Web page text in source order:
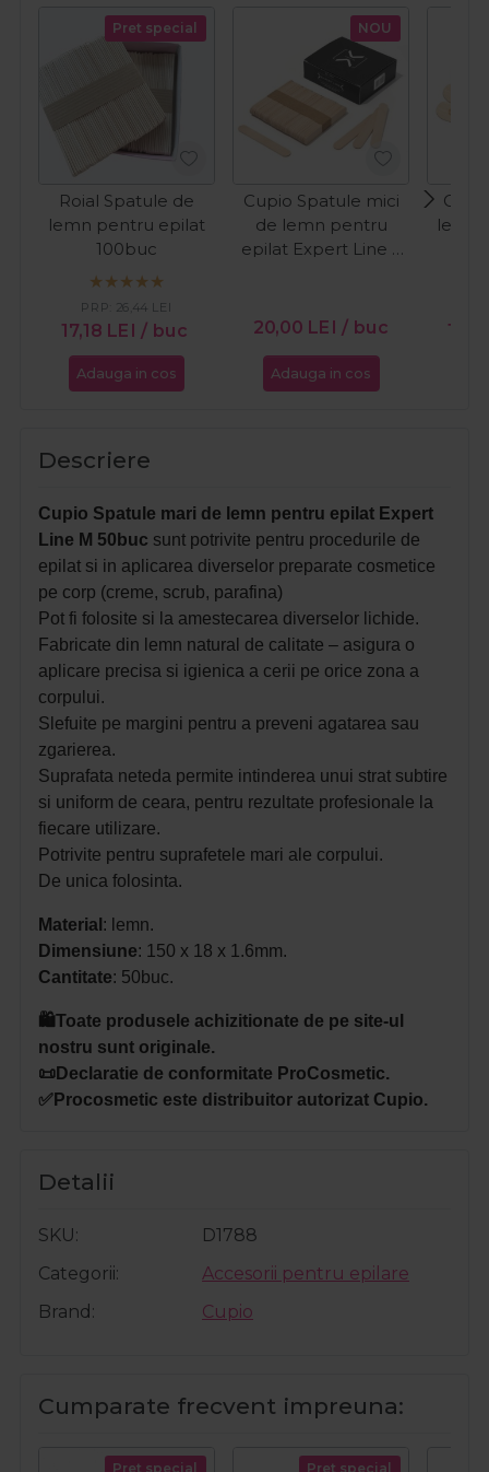
Pret special
Roial Spatule de
lemn pentru epilat
100buc
17,18 LEI / buc
PRP: 26,44 LEI
Adauga in cos
NOU
Cupio Spatule mici
de lemn pentru
epilat Expert Line S
20,00 LEI / buc
Adauga in cos
lemn
Descriere
Cupio Spatule mari de lemn pentru epilat Expert
Line M 50buc sunt potrivite pentru procedurile de
epilat si in aplicarea diverselor preparate cosmetice
pe corp (creme, scrub, parafina)
Pot fi folosite si la amestecarea diverselor lichide.
Fabricate din lemn natural de calitate – asigura o
aplicare precisa si igienica a cerii pe orice zona a
corpului.
Slefuite pe margini pentru a preveni agatarea sau
zgarierea.
Suprafata neteda permite intinderea unui strat subtire
si uniform de ceara, pentru rezultate profesionale la
fiecare utilizare.
Potrivite pentru suprafetele mari ale corpului.
De unica folosinta.
Material : lemn.
Dimensiune: 150 x 18 x 1.6mm.
Cantitate: 50buc.
🛍️Toate produsele achizitionate de pe site-ul
nostru sunt originale.
📜Declaratie de conformitate ProCosmetic.
✅Procosmetic este distribuitor autorizat Cupio.
Detalii
SKU
D1788
Categorii
Accesorii pentru epilare
Brand
Cupio
Cumparate frecvent impreuna:
Pret special Pret special